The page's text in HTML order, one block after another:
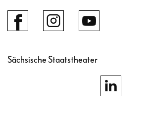
Sächsische Staatstheater